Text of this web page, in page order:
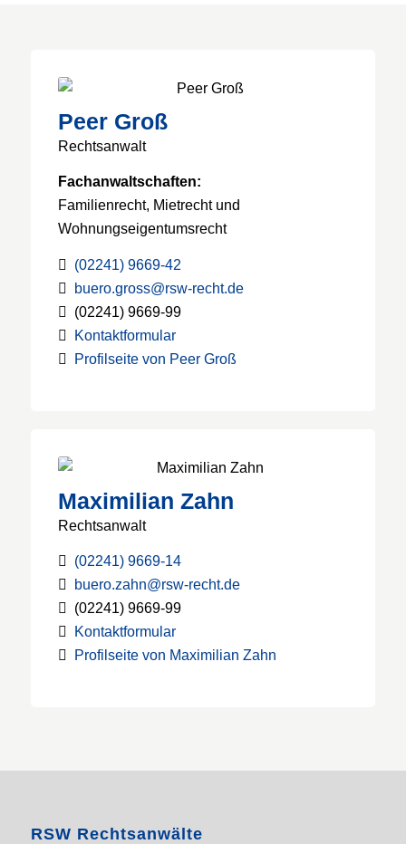
Peer Groß
Rechtsanwalt
Fachanwaltschaften:
Familienrecht, Mietrecht und
Wohnungseigentumsrecht
(02241) 9669-42
buero.gross@rsw-recht.de
(02241) 9669-99
Kontaktformular
Profilseite von Peer Groß
Maximilian Zahn
Rechtsanwalt
(02241) 9669-14
buero.zahn@rsw-recht.de
(02241) 9669-99
Kontaktformular
Profilseite von Maximilian Zahn
RSW Rechtsanwälte